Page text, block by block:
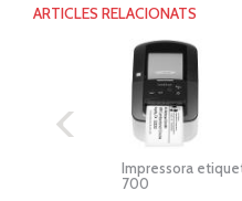
ARTICLES RELACIONATS
Impressora
700